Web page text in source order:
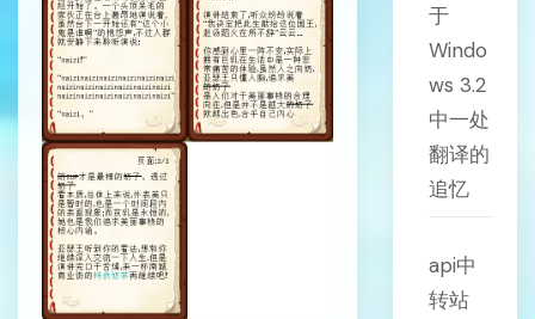
于
Windo
ws 3.2
中一处
翻译的
追忆
api中
转站